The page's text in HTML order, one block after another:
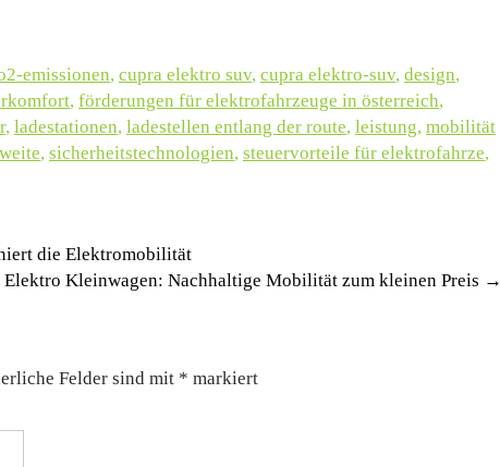
emissionen, cupra elektro suv, cupra elektro-suv, design,
, förderungen für elektrofahrzeuge in österreich,
, ladestationen, ladestellen entlang der route, leistung, mobilität
, sicherheitstechnologien, steuervorteile für elektrofahrze,
die Elektromobilität
Elektro Kleinwagen: Nachhaltige Mobilität zum kleinen Preis →
Felder sind mit * markiert